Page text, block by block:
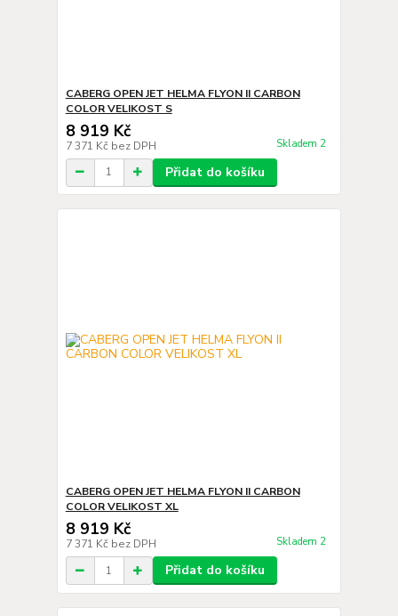
CABERG OPEN JET HELMA FLYON II CARBON
COLOR VELIKOST S
8 919 Kč
7 371 Kč bez DPH Skladem 2
Přidat do košíku
CABERG OPEN JET HELMA FLYON II CARBON
COLOR VELIKOST XL
8 919 Kč
7 371 Kč bez DPH Skladem 2
Přidat do košíku